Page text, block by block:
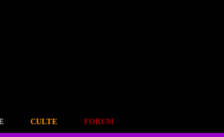
CULTE FORUM